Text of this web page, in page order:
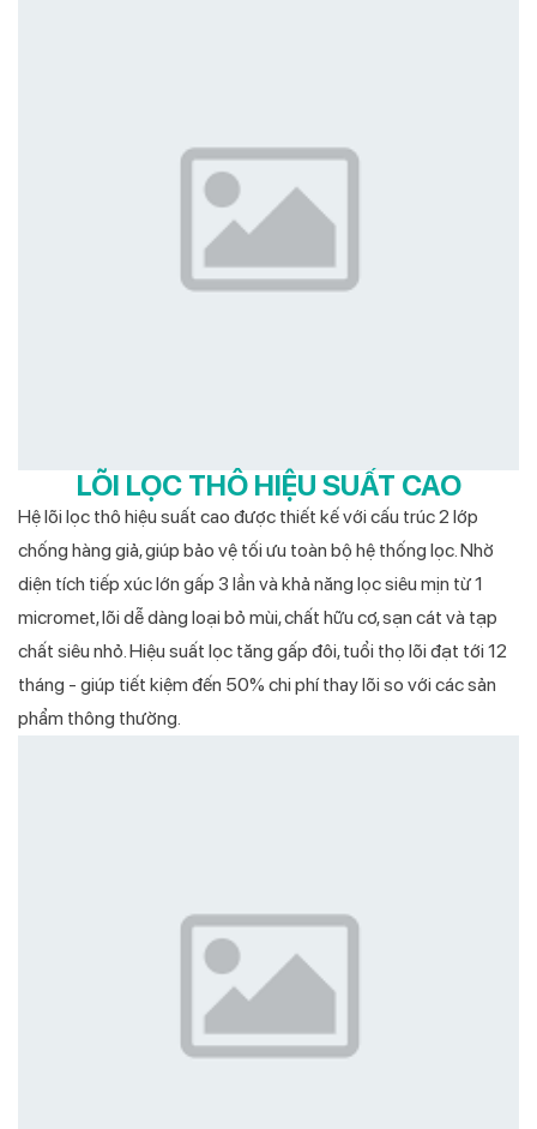
LÕI LỌC THÔ HIỆU SUẤT CAO
Hệ lõi lọc thô hiệu suất cao được thiết kế với cấu trúc 2 lớp
chống hàng giả, giúp bảo vệ tối ưu toàn bộ hệ thống lọc. Nhờ
diện tích tiếp xúc lớn gấp 3 lần và khả năng lọc siêu mịn từ 1
micromet, lõi dễ dàng loại bỏ mùi, chất hữu cơ, sạn cát và tạp
chất siêu nhỏ. Hiệu suất lọc tăng gấp đôi, tuổi thọ lõi đạt tới 12
tháng - giúp tiết kiệm đến 50% chi phí thay lõi so với các sản
phẩm thông thường.